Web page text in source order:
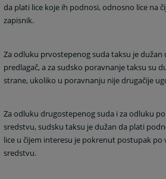
da plati lice koje ih podnosi, odnosno lice na
zapisnik.
Za odluku prvostepenog suda taksu je dužan
predlagač, a za sudsko poravnanje taksu su
strane, ukoliko u poravnanju nije drugačije
Za odluku drugostepenog suda i za odluku
sredstvu, sudsku taksu je dužan da plati
lice u čijem interesu je pokrenut postupak
sredstvu.